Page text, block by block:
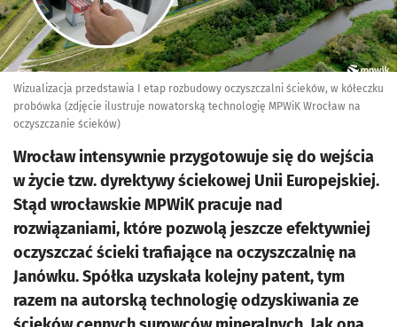
Wizualizacja przedstawia I etap rozbudowy oczyszczalni ścieków, w kółeczku
probówka (zdjęcie ilustruje nowatorską technologię MPWiK Wrocław na
oczyszczanie ścieków)
Wrocław intensywnie przygotowuje się do wejścia
w życie tzw. dyrektywy ściekowej Unii Europejskiej.
Stąd wrocławskie MPWiK pracuje nad
rozwiązaniami, które pozwolą jeszcze efektywniej
oczyszczać ścieki trafiające na oczyszczalnię na
Janówku. Spółka uzyskała kolejny patent, tym
razem na autorską technologię odzyskiwania ze